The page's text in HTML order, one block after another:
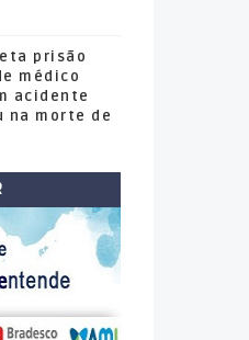
prisão
médico
acidente
na morte de